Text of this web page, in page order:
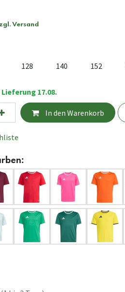
Versand
128 140 152
17.08.
In den Warenkorb